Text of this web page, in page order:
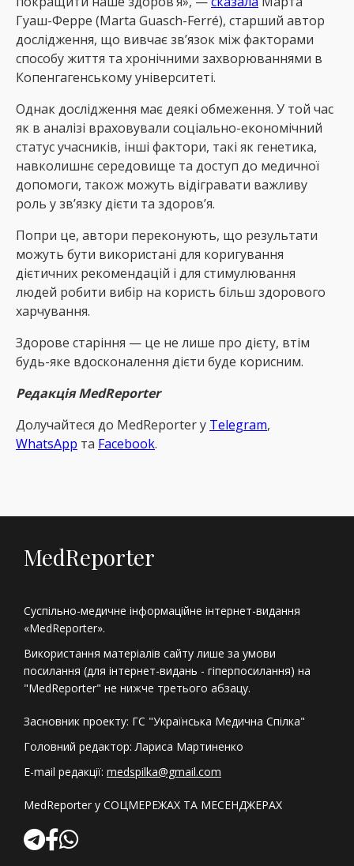
Гуаш-Ферре (Marta Guasch-Ferré), старший автор
дослідження, що вивчає зв’язок між факторами
способу життя та хронічними захворюваннями в
Копенгагенському університеті.
Однак дослідження має деякі обмеження. У той час
як в аналізі враховували соціально-економічний
статус учасників, інші фактори, такі як генетика,
навколишнє середовище та доступ до медичної
допомоги, також можуть відігравати важливу
роль у зв’язку дієти та здоров’я.
Попри це, автори переконують, що результати
можуть бути використані для коригування
дієтичних рекомендацій і для стимулювання
людей робити вибір на користь більш здорового
харчування.
Здорове старіння — це не лише про дієту, втім
будь-яке вдосконалення дієти буде корисним.
Редакція MedReporter
Долучайтеся до MedReрorter у Telegram,
WhatsApp та Facebook.
MedReporter
Суспільно-медичне інформаційне інтернет-видання
«MedReporter».
Використання матеріалів сайту лише за умови
посилання (для інтернет-видань - гіперпосилання) на
"MedReporter" не нижче третього абзацу.
Засновник проекту: ГС "Українська Медична Спілка"
Головний редактор: Лариса Мартиненко
E-mail редакції: medspilka@gmail.com
MedReporter у СОЦМЕРЕЖАХ ТА МЕСЕНДЖЕРАХ